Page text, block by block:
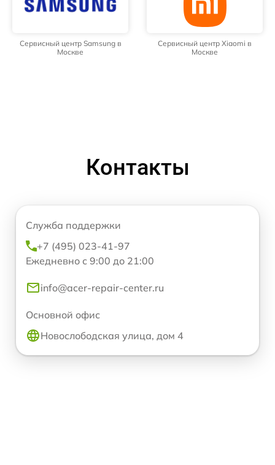
Сервисный центр Samsung в
Москве
Сервисный центр Xiaomi в
Москве
Контакты
Служба поддержки
+7 (495) 023-41-97
Ежедневно с 9:00 до 21:00
info@acer-repair-center.ru
Основной офис
Новослободская улица, дом 4